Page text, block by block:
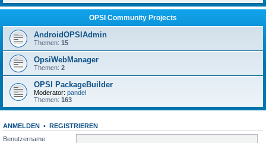
OPSI Community Projects
AndroidOPSIAdmin
Themen: 15
OpsiWebManager
Themen: 2
OPSI PackageBuilder
Moderator: pandel
Themen: 163
ANMELDEN • REGISTRIEREN
Benutzername: